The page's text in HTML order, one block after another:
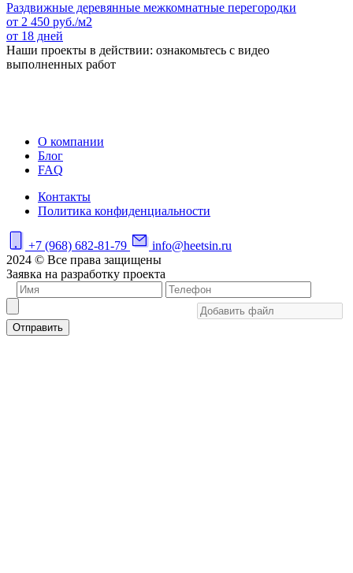
Раздвижные деревянные межкомнатные перегородки
от 2 450 руб./м2
от 18 дней
Наши проекты в действии: ознакомьтесь с видео
выполненных работ
О компании
Блог
FAQ
Контакты
Политика конфиденциальности
+7 (968) 682-81-79
info@heetsin.ru
2024 © Все права защищены
Заявка на разработку проекта
Отправить